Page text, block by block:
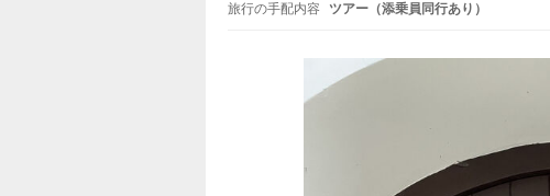
旅行の手配内容
ツアー（添乗員同行あり）